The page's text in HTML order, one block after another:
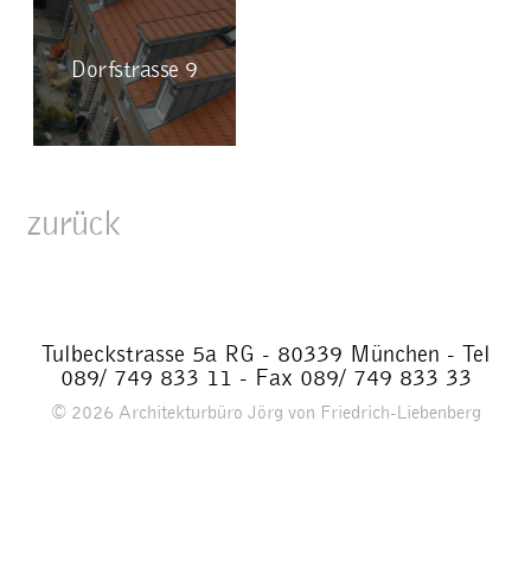
Dorfstrasse 9
zurück
Tulbeckstrasse 5a RG - 80339 München - Tel
089/ 749 833 11 - Fax 089/ 749 833 33
© 2026 Architekturbüro Jörg von Friedrich-Liebenberg